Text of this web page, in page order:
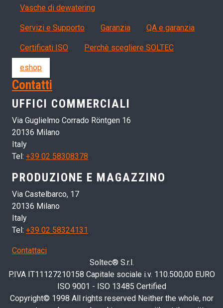
Vasche di dewatering
Servizi, garanzia, QA
Servizi e Supporto Garanzia QA e garanzia
Certificati ISO Perchè scegliere SOLTEC
eshop
Contatti
UFFICI COMMERCIALI
Via Guglielmo Corrado Röntgen 16
20136 Milano
Italy
Tel: +39 02 58308378
PRODUZIONE E MAGAZZINO
Via Castelbarco, 17
20136 Milano
Italy
Tel: +39 02 58324131
Contattaci
Soltec® S.r.l.
P.IVA IT11127210158 Capitale sociale i.v. 110.500,00 EURO
ISO 9001 - ISO 13485 Certified
Copyright© 1998 All rights reserved Neither the whole, nor